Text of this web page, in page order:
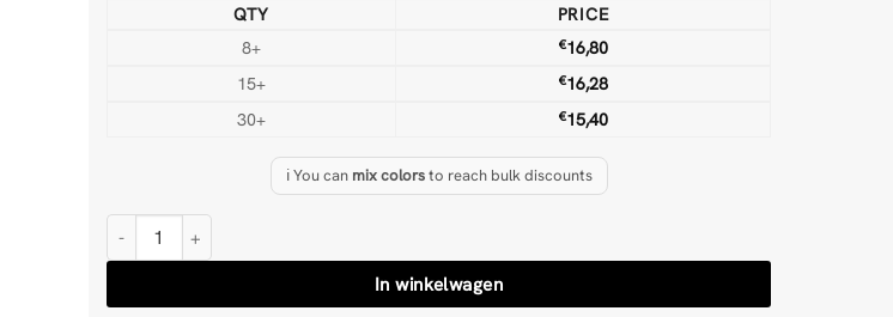
QTY
PRICE
8+
€16,80
15+
€16,28
30+
€15,40
ℹ️ You can mix colorsto reach bulk discounts
Marineblauw 500 g Wol Tufting Garen aantal
In winkelwagen